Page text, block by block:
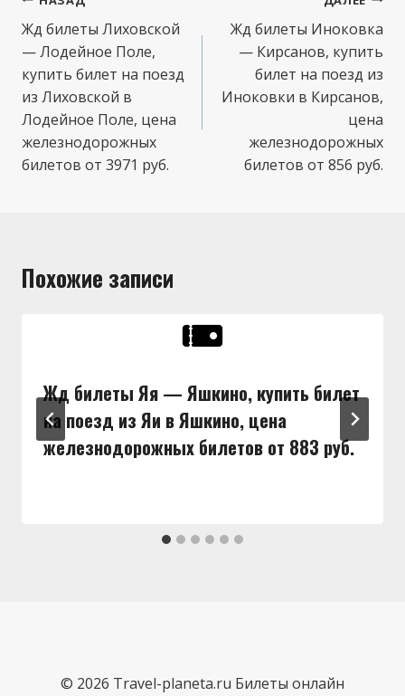
по
записям
Жд билеты Лиховской
— Лодейное Поле,
купить билет на поезд
из Лиховской в
Лодейное Поле, цена
железнодорожных
билетов от 3971 руб.
Жд билеты Иноковка
— Кирсанов, купить
билет на поезд из
Иноковки в Кирсанов,
цена
железнодорожных
билетов от 856 руб.
Похожие записи
Жд билеты Яя — Яшкино, купить билет
на поезд из Яи в Яшкино, цена
железнодорожных билетов от 883 руб.
© 2026 Travel-planeta.ru Билеты онлайн